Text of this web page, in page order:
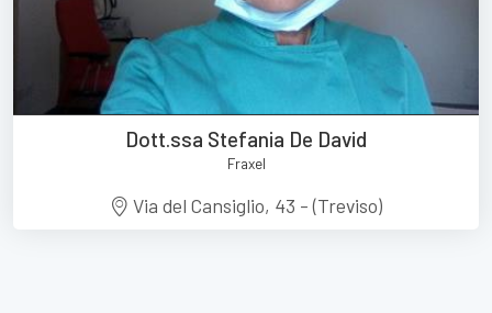
Dott.ssa Stefania De David
Fraxel
Via del Cansiglio, 43 - (Treviso)